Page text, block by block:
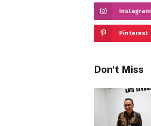
Instagram
Pinterest
Don't Miss